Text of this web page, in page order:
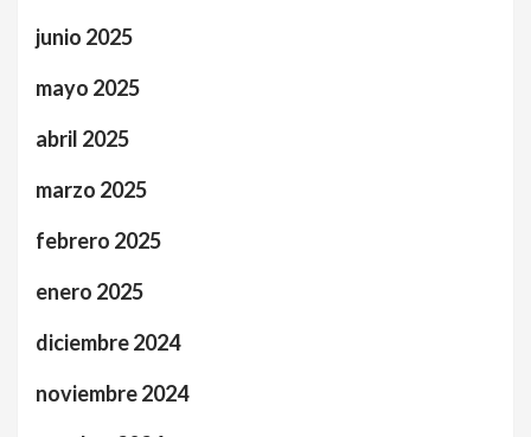
junio 2025
mayo 2025
abril 2025
marzo 2025
febrero 2025
enero 2025
diciembre 2024
noviembre 2024